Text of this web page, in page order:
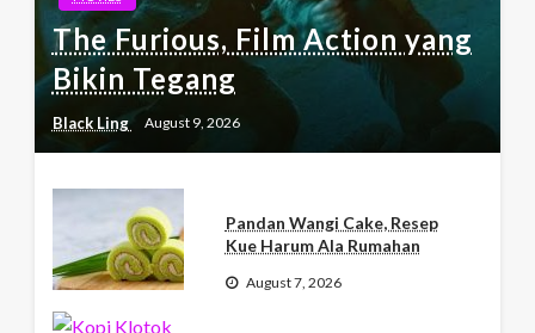
The Furious, Film Action yang
Bikin Tegang
Black Ling August 9, 2026
Pandan Wangi Cake, Resep
Kue Harum Ala Rumahan
August 7, 2026